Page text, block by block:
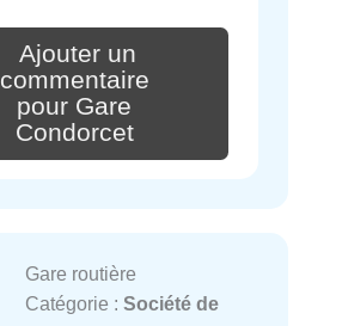
Ajouter un
commentaire
pour Gare
Condorcet
Gare routière
Catégorie : Société de